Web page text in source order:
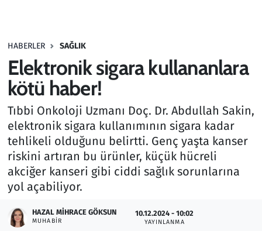
HABERLER SAĞLIK
Elektronik sigara kullananlara
kötü haber!
Tıbbi Onkoloji Uzmanı Doç. Dr. Abdullah Sakin,
elektronik sigara kullanımının sigara kadar
tehlikeli olduğunu belirtti. Genç yaşta kanser
riskini artıran bu ürünler, küçük hücreli
akciğer kanseri gibi ciddi sağlık sorunlarına
yol açabiliyor.
HAZAL MIHRACE GÖKSUN
MUHABIR
10.12.2024 - 10:02
YAYINLANMA
Haber
Kültür Sanat
Kurumsal Haberler
Lezzet Durağı
Memur ve Kamu